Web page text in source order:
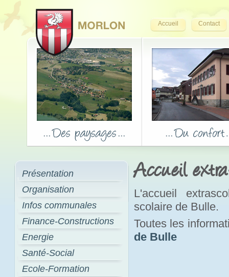
Accueil Contact
Présentation
Organisation
Infos communales
Finance-Constructions
Energie
Santé-Social
Ecole-Formation
Accueil
L'accueil
scolaire de Bulle.
Toutes les
de Bulle